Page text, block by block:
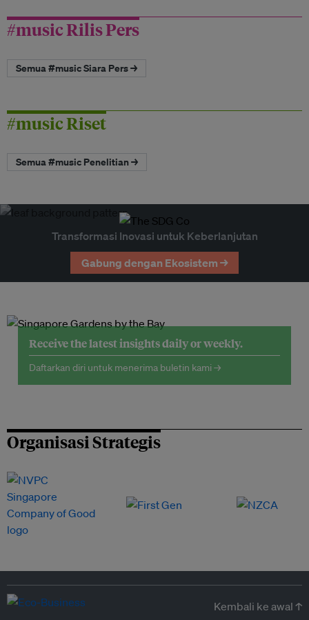
#music Rilis Pers
Semua #music Siara Pers →
#music Riset
Semua #music Penelitian →
Transformasi Inovasi untuk Keberlanjutan
Gabung dengan Ekosistem →
Receive the latest insights daily or weekly.
Daftarkan diri untuk menerima buletin kami →
Organisasi Strategis
Kembali ke awal ↑